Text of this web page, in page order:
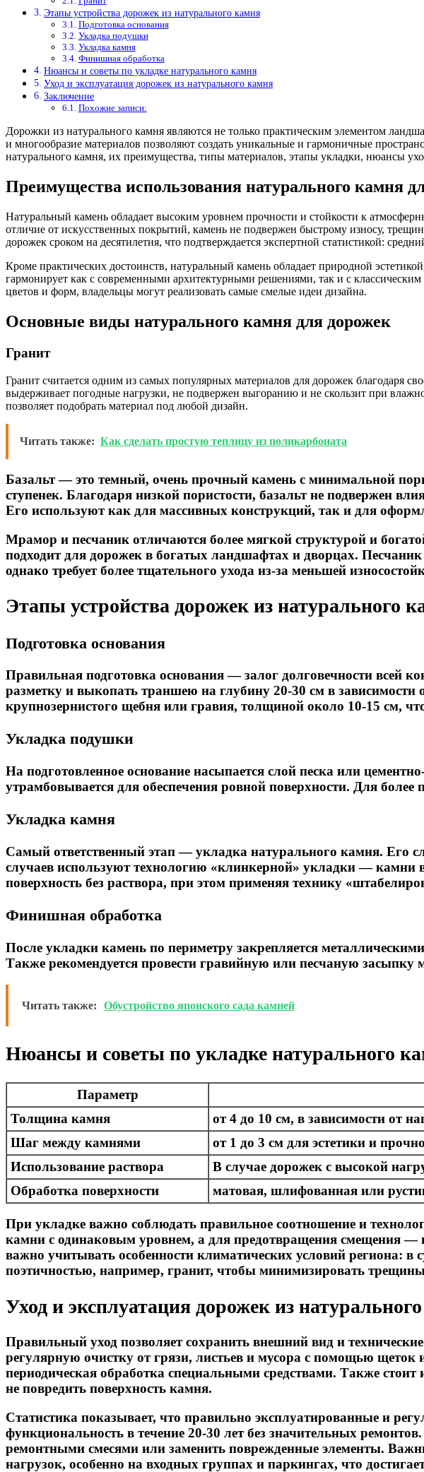
Этапы устройства дорожек из натурального камня
Подготовка основания
Укладка подушки
Укладка камня
Финишная обработка
Нюансы и советы по укладке натурального камня
Уход и эксплуатация дорожек из натурального камня
Заключение
Похожие записи:
Дорожки из натурального камня являются не только практическим элементом
и многообразие материалов позволяют создать уникальные и гармоничные
натурального камня, их преимущества, типы материалов, этапы укладки, нюансы
Преимущества использования натурального камня
Натуральный камень обладает высоким уровнем прочности и стойкости к
отличие от искусственных покрытий, камень не подвержен быстрому износу,
дорожек сроком на десятилетия, что подтверждается экспертной статистикой:
Кроме практических достоинств, натуральный камень обладает природной
гармонирует как с современными архитектурными решениями, так и с
цветов и форм, владельцы могут реализовать самые смелые идеи дизайна.
Основные виды натурального камня для дорожек
Гранит
Гранит считается одним из самых популярных материалов для дорожек благодаря
выдерживает погодные нагрузки, не подвержен выгоранию и не скользит при
позволяет подобрать материал под любой дизайн.
Читать также: Как сделать простую теплицу из поликарбоната
Базальт — это темный, очень прочный камень с минимальной
ступенек. Благодаря низкой пористости, базальт не подвержен
Его используют как для массивных конструкций, так и для
Мрамор и песчаник отличаются более мягкой структурой и
подходит для дорожек в богатых ландшафтах и дворцах.
однако требует более тщательного ухода из-за меньшей
Этапы устройства дорожек из натурального
Подготовка основания
Правильная подготовка основания — залог долговечности всей
разметку и выкопать траншею на глубину 20-30 см в
крупнозернистого щебня или гравия, толщиной около 10-15 см,
Укладка подушки
На подготовленное основание насыпается слой песка или
утрамбовывается для обеспечения ровной поверхности. Для
Укладка камня
Самый ответственный этап — укладка натурального камня. Его
случаев используют технологию «клинкерной» укладки — камни
поверхность без раствора, при этом применяя технику
Финишная обработка
После укладки камень по периметру закрепляется
Также рекомендуется провести гравийную или песчаную
Читать также: Обустройство японского сада камней
Нюансы и советы по укладке натурального
Параметр
Толщина камня
от 4 до 10 см, в зависимости от
Шаг между камнями
от 1 до 3 см для эстетики и
Использование раствора
В случае дорожек с высокой
Обработка поверхности
матовая, шлифованная или
При укладке важно соблюдать правильное соотношение и
камни с одинаковым уровнем, а для предотвращения смещения
важно учитывать особенности климатических условий региона:
поэтичностью, например, гранит, чтобы минимизировать
Уход и эксплуатация дорожек из
Правильный уход позволяет сохранить внешний вид и
регулярную очистку от грязи, листьев и мусора с помощью
периодическая обработка специальными средствами. Также
не повредить поверхность камня.
Статистика показывает, что правильно эксплуатированные и
функциональность в течение 20-30 лет без значительных
ремонтными смесями или заменить поврежденные элементы.
нагрузок, особенно на входных группах и паркингах, что